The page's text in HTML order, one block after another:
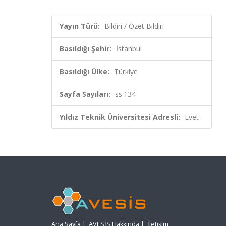
Yayın Türü: Bildiri / Özet Bildiri
Basıldığı Şehir: İstanbul
Basıldığı Ülke: Türkiye
Sayfa Sayıları: ss.134
Yıldız Teknik Üniversitesi Adresli: Evet
Ana Sayfa | AVESİS Hakkında | İletişim